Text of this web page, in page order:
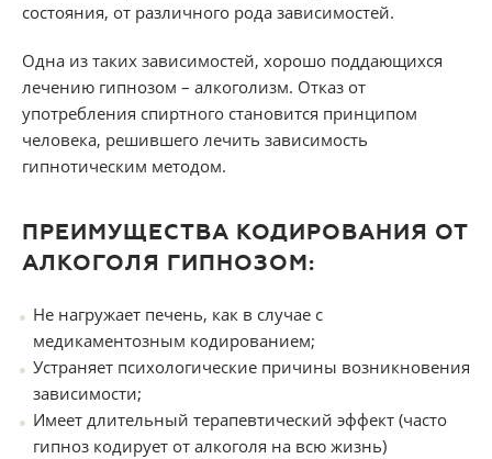
состояния, от различного рода зависимостей.
Одна из таких зависимостей, хорошо поддающихся
лечению гипнозом – алкоголизм. Отказ от
употребления спиртного становится принципом
человека, решившего лечить зависимость
гипнотическим методом.
ПРЕИМУЩЕСТВА КОДИРОВАНИЯ ОТ
АЛКОГОЛЯ ГИПНОЗОМ:
Не нагружает печень, как в случае с
медикаментозным кодированием;
Устраняет психологические причины возникновения
зависимости;
Имеет длительный терапевтический эффект (часто
гипноз кодирует от алкоголя на всю жизнь)